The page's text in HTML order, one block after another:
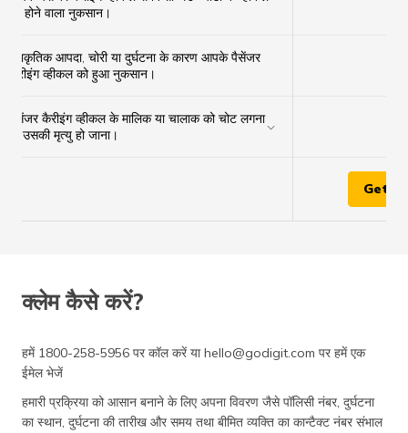
को होने वाला नुकसान।
प्राकृतिक आपदा, चोरी या दुर्घटना के कारण आपके पैसेंजर
कैरीइंग व्हीकल को हुआ नुकसान।
पैसेंजर कैरीइंग व्हीकल के मालिक या चालाक को चोट लगना
या उसकी मृत्यु हो जाना।
Get
क्लेम कैसे करें?
हमें 1800-258-5956 पर कॉल करें या hello@godigit.com पर हमें एक
ईमेल भेजें
हमारी प्रक्रिया को आसान बनाने के लिए अपना विवरण जैसे पॉलिसी नंबर, दुर्घटना
का स्थान, दुर्घटना की तारीख और समय तथा बीमित व्यक्ति का कान्टैक्ट नंबर संभाल